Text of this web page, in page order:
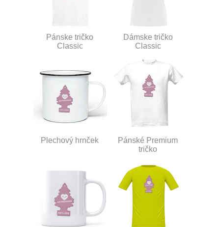
Pánske tričko
Classic
Dámske tričko
Classic
Plechový hrnček
Pánské Premium
tričko